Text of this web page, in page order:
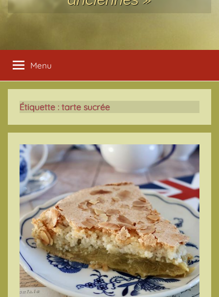
Menu
Étiquette : tarte sucrée